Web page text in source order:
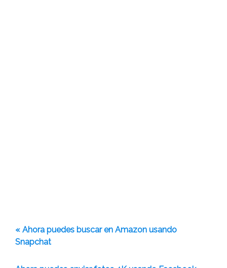
« Ahora puedes buscar en Amazon usando
Snapchat